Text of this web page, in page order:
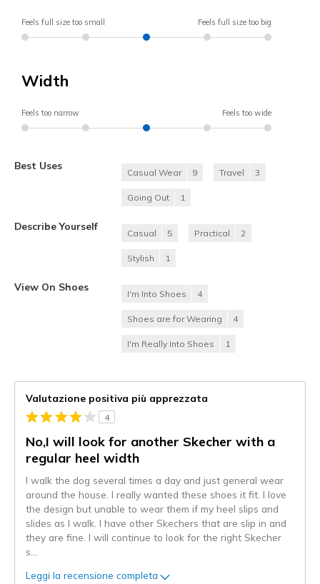
Feels full size too small Feels full size too big
Width
Feels too narrow Feels too wide
Best Uses
Casual Wear 9 Travel 3
Going Out 1
Describe Yourself
Casual 5 Practical 2
Stylish 1
View On Shoes
I'm Into Shoes 4
Shoes are for Wearing 4
I'm Really Into Shoes 1
Valutazione positiva più apprezzata
4
No,I will look for another Skecher with a
regular heel width
I walk the dog several times a day and just general wear
around the house. I really wanted these shoes it fit. I love
the design but unable to wear them if my heel slips and
slides as I walk. I have other Skechers that are slip in and
they are fine. I will continue to look for the right Skecher
s
Leggi la recensione completa